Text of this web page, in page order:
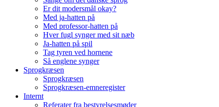
Er dit modersmål okay?
Med ja-hatten på
Med professor-hatten på
Hver fugl synger med sit næb
Ja-hatten på spil
Tag tyren ved hornene
Så englene synger
Sprogkræsen
Sprogkræsen
Sprogkræsen-emneregister
Internt
Referater fra bestyrelsesmøder